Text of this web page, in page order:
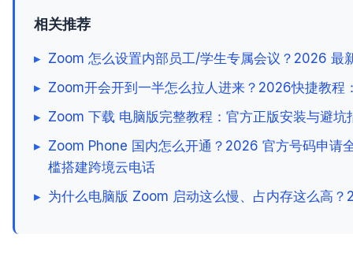
相关推荐
▸ Zoom 怎么设置内部员工/学生专属会议？2026 最
▸ Zoom开会开到一半怎么拉人进来？2026快捷教程
▸ Zoom 下载 电脑版完整教程：官方正版安装与避坑
▸ Zoom Phone 国内怎么开通？2026 官方号码申请
槛搭建跨境云电话
▸ 为什么电脑版 Zoom 启动这么慢、占内存这么高